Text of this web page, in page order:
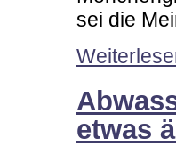
sei die
etwas